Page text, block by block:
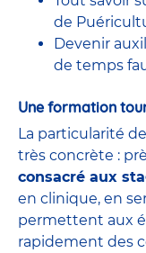
de
Devenir
de temps
Une formation
La particularité
très concrète :
consacré aux
en clinique, en
permettent aux
rapidement des